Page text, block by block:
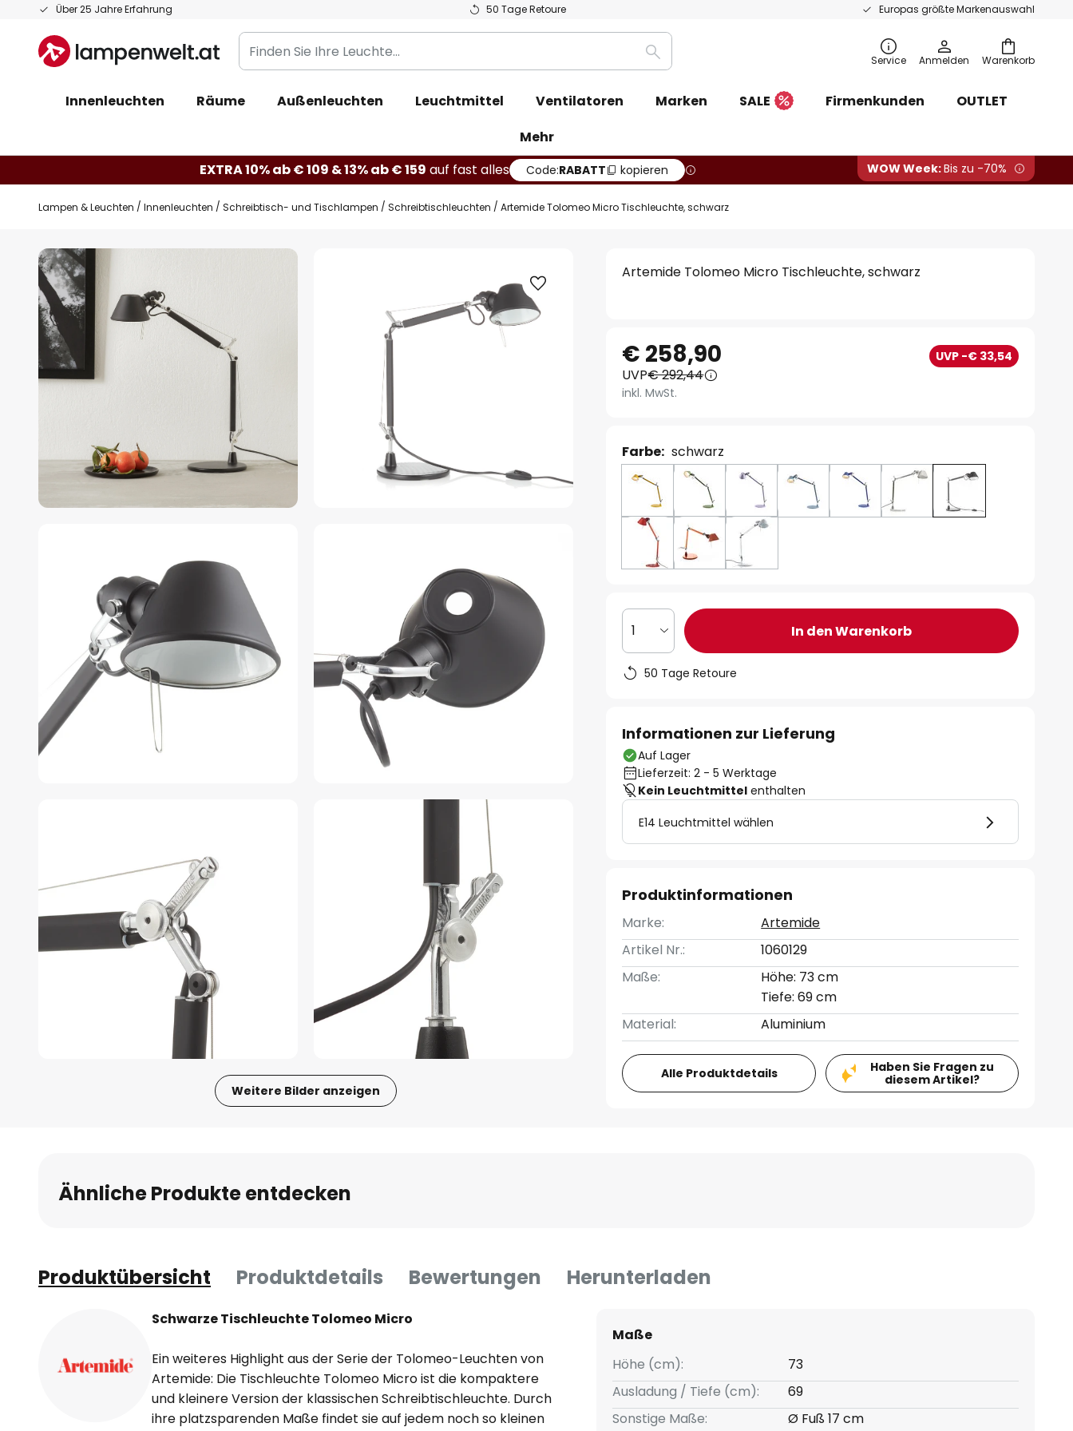
Über 25 Jahre Erfahrung 50 Tage Retoure Europas größte Markenauswahl
Zum
springen
Warenkorb
Finden
Sie
Leuchte...
Suche Service Anmelden
Innenleuchten Räume Außenleuchten Leuchtmittel Ventilatoren Marken SALE Firmenkunden
OUTLET
Mehr
EXTRA 10% ab € 109 & 13% ab € 159 auf fast alles Code:RABATT kopieren WOW Week:Bis zu -70%
Lampen & Leuchten Innenleuchten Schreibtisch- und Tischlampen Schreibtischleuchten Artemide Tolomeo Micro Tischleuchte, schwarz
Zum
Ende
der
Bildgalerie
springen
Weitere Bilder anzeigen
springen
Artemide Tolomeo Micro Tischleuchte, schwarz
€ 258,90 UVP -€ 33,54
UVP€ 292,44
inkl. MwSt.
Farbe: schwarz
1 In den Warenkorb
50 Tage Retoure
Informationen zur Lieferung
Auf Lager
Lieferzeit: 2 - 5 Werktage
Kein Leuchtmittel enthalten
E14 Leuchtmittel wählen
Produktinformationen
Marke:
Artemide
Artikel Nr.:
1060129
Maße:
Höhe: 73 cm
Tiefe: 69 cm
Material:
Aluminium
Alle Produktdetails
Haben Sie Fragen zu
diesem Artikel?
Ähnliche Produkte entdecken
Produktübersicht Produktdetails Bewertungen Herunterladen
Schwarze Tischleuchte Tolomeo Micro
Ein weiteres Highlight aus der Serie der Tolomeo-Leuchten von
Artemide: Die Tischleuchte Tolomeo Micro ist die kompaktere
und kleinere Version der klassischen Schreibtischleuchte. Durch
ihre platzsparenden Maße findet sie auf jedem noch so kleinen
Maße
Höhe (cm):
73
Ausladung / Tiefe (cm):
69
Sonstige Maße:
Ø Fuß 17 cm